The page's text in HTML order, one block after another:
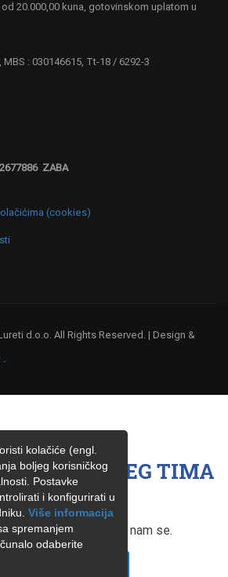
20.000,00 kuna, gotovinskom uplatom u
, MBS : 030146615, Tt-18 / 6292-3
ZABA
(cookies)
d.o.o. All Rights Reserved. | Design &
.
ČLAN NAŠEG TIMA
?
obratite nam se.
kolačiće (engl.
boljeg korisničkog
Postavke
i konfigurirati u
Više informacija
spremanjem
odaberite